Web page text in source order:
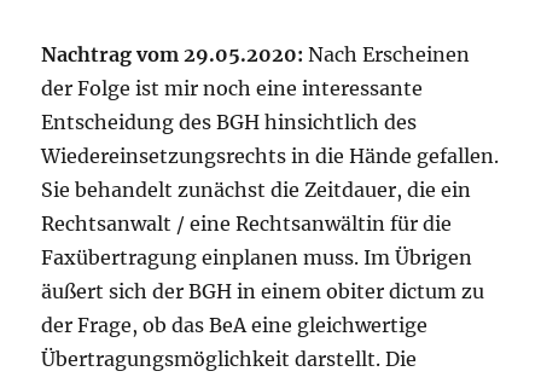
Nachtrag vom 29.05.2020: Nach Erscheinen
der Folge ist mir noch eine interessante
Entscheidung des BGH hinsichtlich des
Wiedereinsetzungsrechts in die Hände gefallen.
Sie behandelt zunächst die Zeitdauer, die ein
Rechtsanwalt / eine Rechtsanwältin für die
Faxübertragung einplanen muss. Im Übrigen
äußert sich der BGH in einem obiter dictum zu
der Frage, ob das BeA eine gleichwertige
Übertragungsmöglichkeit darstellt. Die